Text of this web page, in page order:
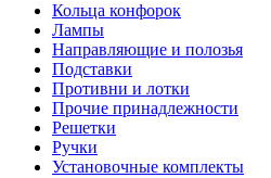
Кольца конфорок
Лампы
Направляющие и полозья
Подставки
Противни и лотки
Прочие принадлежности
Решетки
Ручки
Установочные комплекты